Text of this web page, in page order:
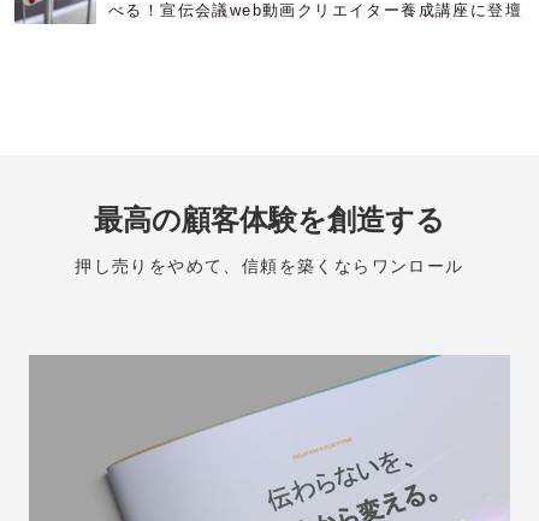
べる！宣伝会議web動画クリエイター養成講座に登壇
最高の顧客体験を創造する
押し売りをやめて、信頼を築くならワンロール